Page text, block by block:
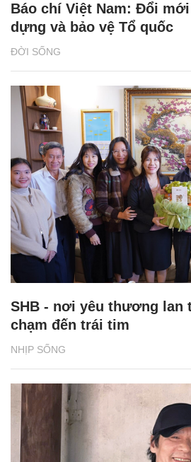
ĐỜI SỐNG
Báo chí Việt Nam: Đổi
dựng và bảo vệ Tổ quốc
NHỊP SỐNG
SHB - nơi yêu thương lan
chạm đến trái tim